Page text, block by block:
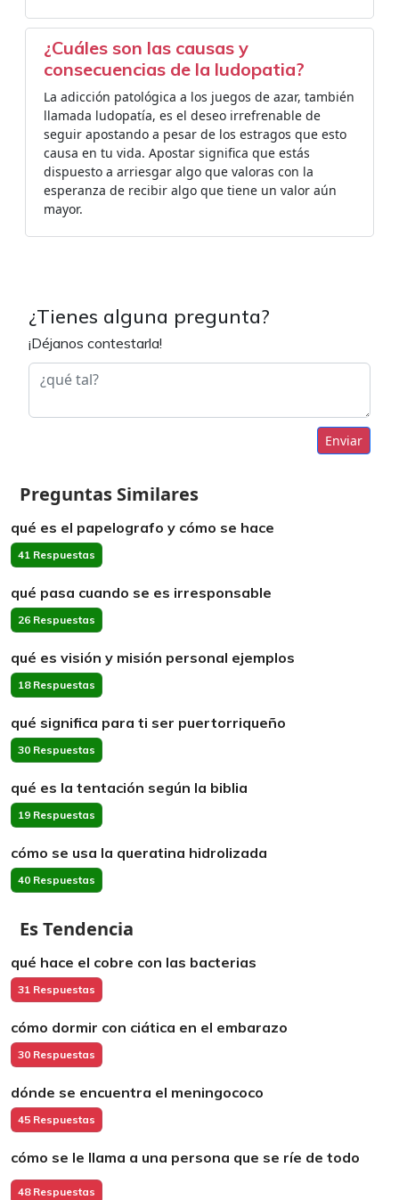
¿Cuáles son las causas y
consecuencias de la ludopatia?
La adicción patológica a los juegos de azar, también
llamada ludopatía, es el deseo irrefrenable de
seguir apostando a pesar de los estragos que esto
causa en tu vida. Apostar significa que estás
dispuesto a arriesgar algo que valoras con la
esperanza de recibir algo que tiene un valor aún
mayor.
¿Tienes alguna pregunta?
¡Déjanos contestarla!
Enviar
Preguntas Similares
qué es el papelografo y cómo se hace
41 Respuestas
qué pasa cuando se es irresponsable
26 Respuestas
qué es visión y misión personal ejemplos
18 Respuestas
qué significa para ti ser puertorriqueño
30 Respuestas
qué es la tentación según la biblia
19 Respuestas
cómo se usa la queratina hidrolizada
40 Respuestas
Es Tendencia
qué hace el cobre con las bacterias
31 Respuestas
cómo dormir con ciática en el embarazo
30 Respuestas
dónde se encuentra el meningococo
45 Respuestas
cómo se le llama a una persona que se ríe de todo
48 Respuestas